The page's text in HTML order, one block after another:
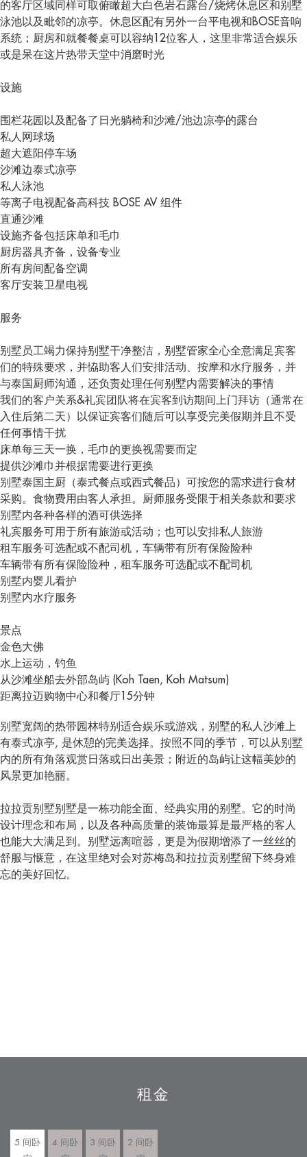
的客厅区域同样可取俯瞰超大白色岩石露台/烧烤休息区和别墅
泳池以及毗邻的凉亭。休息区配有另外一台平电视和BOSE音响
系统；厨房和就餐餐桌可以容纳12位客人，这里非常适合娱乐
或是呆在这片热带天堂中消磨时光
设施
围栏花园以及配备了日光躺椅和沙滩/池边凉亭的露台
私人网球场
超大遮阳停车场
沙滩边泰式凉亭
私人泳池
等离子电视配备高科技 BOSE AV 组件
直通沙滩
设施齐备包括床单和毛巾
厨房器具齐备，设备专业
所有房间配备空调
客厅安装卫星电视
服务
别墅员工竭力保持别墅干净整洁，别墅管家全心全意满足宾客
们的特殊要求，并恊助客人们安排活动、按摩和水疗服务，并
与泰国厨师沟通，还负责处理任何别墅内需要解决的事情
我们的客户关系&礼宾团队将在宾客到访期间上门拜访（通常在
入住后第二天）以保证宾客们随后可以享受完美假期并且不受
任何事情干扰
床单每三天一换，毛巾的更换视需要而定
提供沙滩巾并根据需要进行更换
别墅泰国主厨（泰式餐点或西式餐品）可按您的需求进行食材
采购。食物费用由客人承担。厨师服务受限于相关条款和要求
别墅内各种各样的酒可供选择
礼宾服务可用于所有旅游或活动；也可以安排私人旅游
租车服务可选配或不配司机，车辆带有所有保险险种
车辆带有所有保险险种，租车服务可选配或不配司机
别墅内婴儿看护
别墅内水疗服务
景点
金色大佛
水上运动，钓鱼
从沙滩坐船去外部岛屿 (Koh Taen, Koh Matsum)
距离拉迈购物中心和餐厅15分钟
别墅宽阔的热带园林特别适合娱乐或游戏，别墅的私人沙滩上
有泰式凉亭, 是休憩的完美选择。按照不同的季节，可以从别墅
内的所有角落观赏日落或日出美景；附近的岛屿让这幅美妙的
风景更加艳丽。
拉拉贡别墅别墅是一栋功能全面、经典实用的别墅。它的时尚
设计理念和布局，以及各种高质量的装饰最算是最严格的客人
也能大大满足到。别墅远离喧嚣，更是为假期增添了一丝丝的
舒服与惬意，在这里绝对会对苏梅岛和拉拉贡别墅留下终身难
忘的美好回忆。
租金
5 间卧
4 间卧
3 间卧
2 间卧